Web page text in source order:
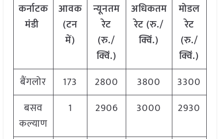
कर्नाटक
मंडी
आवक
(टन
में)
न्यूनतम
रेट
(रु./
क्विं.)
अधिकतम
रेट (रु./
क्विं.)
मोडल
रेट
(रु./
क्विं.)
बैंगलोर
173 2800 3800
3300
बसव
कल्याण
1 2906 3000 2930